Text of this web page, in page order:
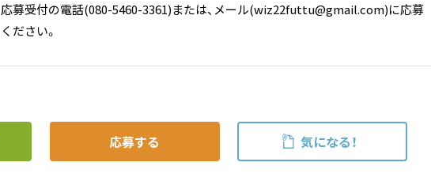
応募受付の電話(080-5460-3361)または、メール(wiz22futtu@gmail.com)に応募
ください。
応募する 気になる！